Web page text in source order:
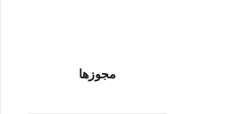
مجوزها